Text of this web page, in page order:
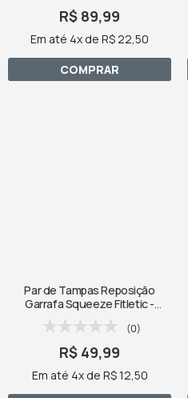
R$ 89,99
Em até 4x de R$ 22,50
COMPRAR
Par de Tampas Reposição
Garrafa Squeeze Fitletic -
Vermelho
(0)
R$ 49,99
Em até 4x de R$ 12,50